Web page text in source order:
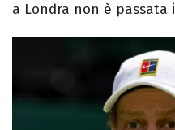
a Londra non è passata